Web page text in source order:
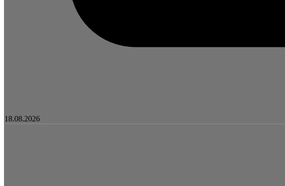
18.08.2026